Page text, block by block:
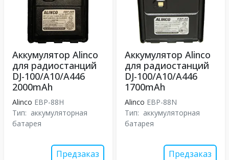
Аккумулятор Alinco
для радиостанций
DJ-100/A10/A446
2000mAh
Alinco EBP-88H
Тип: аккумуляторная
батарея
Предзаказ
Аккумулятор Alinco
для радиостанций
DJ-100/A10/A446
1700mAh
Alinco EBP-88N
Тип: аккумуляторная
батарея
Предзаказ